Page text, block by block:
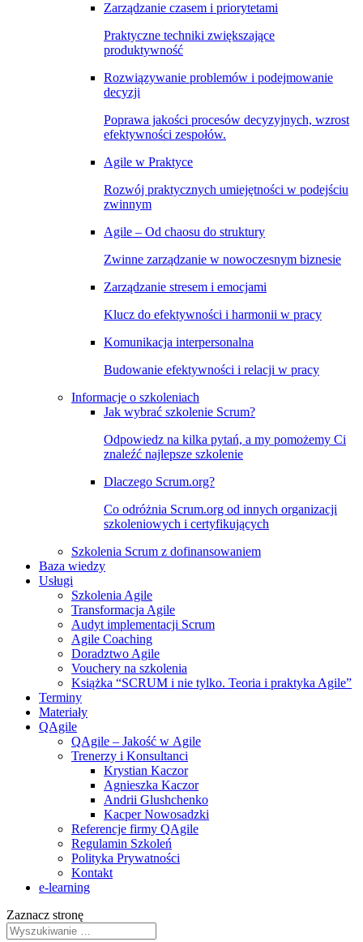
Zarządzanie czasem i priorytetami
Praktyczne techniki zwiększające
produktywność
Rozwiązywanie problemów i podejmowanie
decyzji
Poprawa jakości procesów decyzyjnych, wzrost
efektywności zespołów.
Agile w Praktyce
Rozwój praktycznych umiejętności w podejściu
zwinnym
Agile – Od chaosu do struktury
Zwinne zarządzanie w nowoczesnym biznesie
Zarządzanie stresem i emocjami
Klucz do efektywności i harmonii w pracy
Komunikacja interpersonalna
Budowanie efektywności i relacji w pracy
Informacje o szkoleniach
Jak wybrać szkolenie Scrum?
Odpowiedz na kilka pytań, a my pomożemy Ci
znaleźć najlepsze szkolenie
Dlaczego Scrum.org?
Co odróżnia Scrum.org od innych organizacji
szkoleniowych i certyfikujących
Szkolenia Scrum z dofinansowaniem
Baza wiedzy
Usługi
Szkolenia Agile
Transformacja Agile
Audyt implementacji Scrum
Agile Coaching
Doradztwo Agile
Vouchery na szkolenia
Książka “SCRUM i nie tylko. Teoria i praktyka Agile”
Terminy
Materiały
QAgile
QAgile – Jakość w Agile
Trenerzy i Konsultanci
Krystian Kaczor
Agnieszka Kaczor
Andrii Glushchenko
Kacper Nowosadzki
Referencje firmy QAgile
Regulamin Szkoleń
Polityka Prywatności
Kontakt
e‑learning
Zaznacz stronę